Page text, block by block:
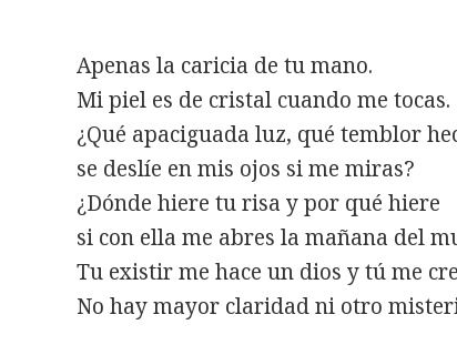
Apenas la caricia de tu mano.
Mi piel es de cristal cuando me tocas.
¿Qué apaciguada luz, qué temblor
se deslíe en mis ojos si me miras?
¿Dónde hiere tu risa y por qué hiere
si con ella me abres la mañana del
Tu existir me hace un dios y tú me
No hay mayor claridad ni otro